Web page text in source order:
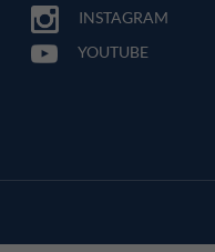
INSTAGRAM
YOUTUBE